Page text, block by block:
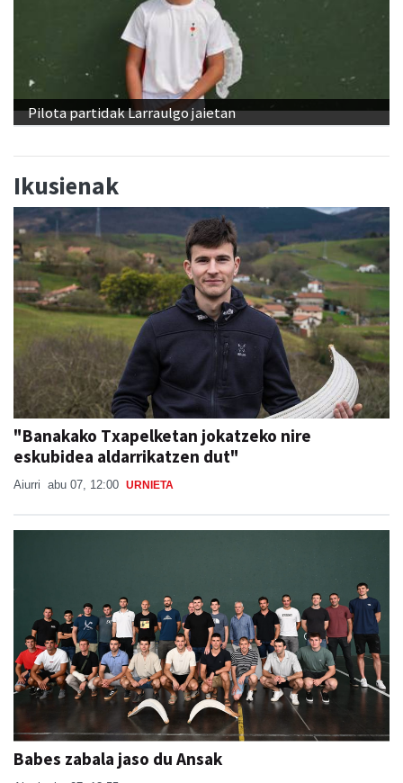
Pilota partidak Larraulgo jaietan
Ikusienak
"Banakako Txapelketan jokatzeko nire
eskubidea aldarrikatzen dut"
Aiurri abu 07, 12:00 URNIETA
Babes zabala jaso du Ansak